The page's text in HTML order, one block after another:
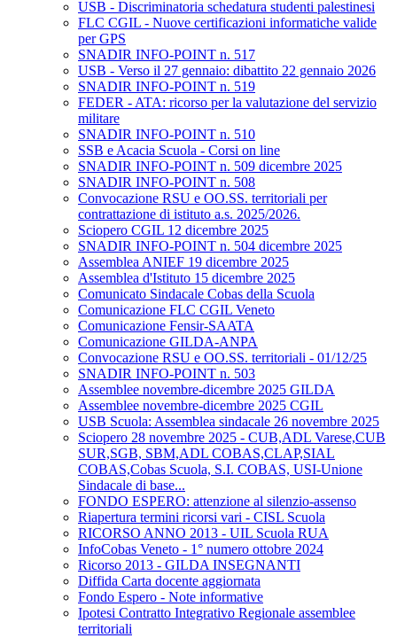
USB - Discriminatoria schedatura studenti palestinesi
FLC CGIL - Nuove certificazioni informatiche valide
per GPS
SNADIR INFO-POINT n. 517
USB - Verso il 27 gennaio: dibattito 22 gennaio 2026
SNADIR INFO-POINT n. 519
FEDER - ATA: ricorso per la valutazione del servizio
militare
SNADIR INFO-POINT n. 510
SSB e Acacia Scuola - Corsi on line
SNADIR INFO-POINT n. 509 dicembre 2025
SNADIR INFO-POINT n. 508
Convocazione RSU e OO.SS. territoriali per
contrattazione di istituto a.s. 2025/2026.
Sciopero CGIL 12 dicembre 2025
SNADIR INFO-POINT n. 504 dicembre 2025
Assemblea ANIEF 19 dicembre 2025
Assemblea d'Istituto 15 dicembre 2025
Comunicato Sindacale Cobas della Scuola
Comunicazione FLC CGIL Veneto
Comunicazione Fensir-SAATA
Comunicazione GILDA-ANPA
Convocazione RSU e OO.SS. territoriali - 01/12/25
SNADIR INFO-POINT n. 503
Assemblee novembre-dicembre 2025 GILDA
Assemblee novembre-dicembre 2025 CGIL
USB Scuola: Assemblea sindacale 26 novembre 2025
Sciopero 28 novembre 2025 - CUB,ADL Varese,CUB
SUR,SGB, SBM,ADL COBAS,CLAP,SIAL
COBAS,Cobas Scuola, S.I. COBAS, USI-Unione
Sindacale di base...
FONDO ESPERO: attenzione al silenzio-assenso
Riapertura termini ricorsi vari - CISL Scuola
RICORSO ANNO 2013 - UIL Scuola RUA
InfoCobas Veneto - 1° numero ottobre 2024
Ricorso 2013 - GILDA INSEGNANTI
Diffida Carta docente aggiornata
Fondo Espero - Note informative
Ipotesi Contratto Integrativo Regionale assemblee
territoriali